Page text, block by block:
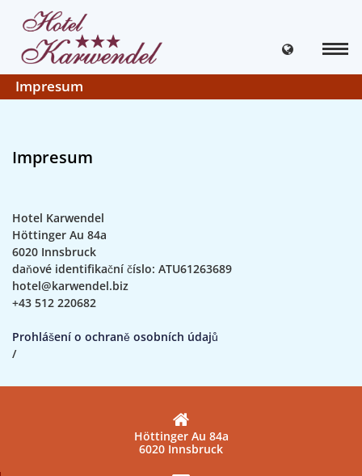
Impresum
Impresum
Hotel Karwendel
Höttinger Au 84a
6020 Innsbruck
daňové identifikační číslo: ATU61263689
hotel@karwendel.biz
+43 512 220682
Prohlášení o ochraně osobních údajů
/
Höttinger Au 84a
6020 Innsbruck